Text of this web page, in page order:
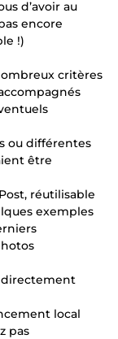
d’avoir au
encore
!)
critères
ou différentes
être
réutilisable
exemples
directement
local
pas